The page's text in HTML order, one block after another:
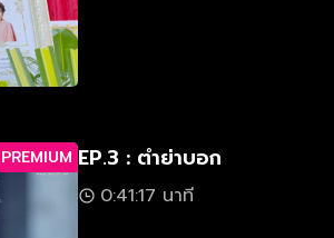
PREMIUM EP.3 : ตำย่าบอก
0:41:17 นาที